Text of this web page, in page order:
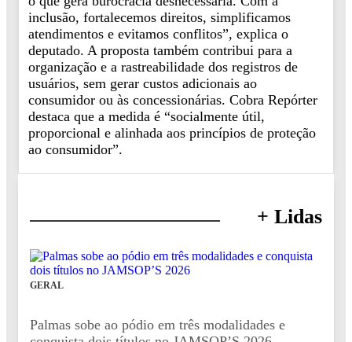
inclusão, fortalecemos direitos, simplificamos
atendimentos e evitamos conflitos”, explica o
deputado. A proposta também contribui para a
organização e a rastreabilidade dos registros de
usuários, sem gerar custos adicionais ao
consumidor ou às concessionárias. Cobra Repórter
destaca que a medida é “socialmente útil,
proporcional e alinhada aos princípios de proteção
ao consumidor”.
+ Lidas
GERAL
Palmas sobe ao pódio em três modalidades e